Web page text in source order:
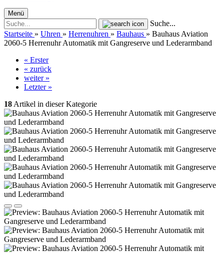
Menü
Suche...
Startseite » Uhren » Herrenuhren » Bauhaus » Bauhaus Aviation
2060-5 Herrenuhr Automatik mit Gangreserve und Lederarmband
« Erster
« zurück
weiter »
Letzter »
18 Artikel in dieser Kategorie